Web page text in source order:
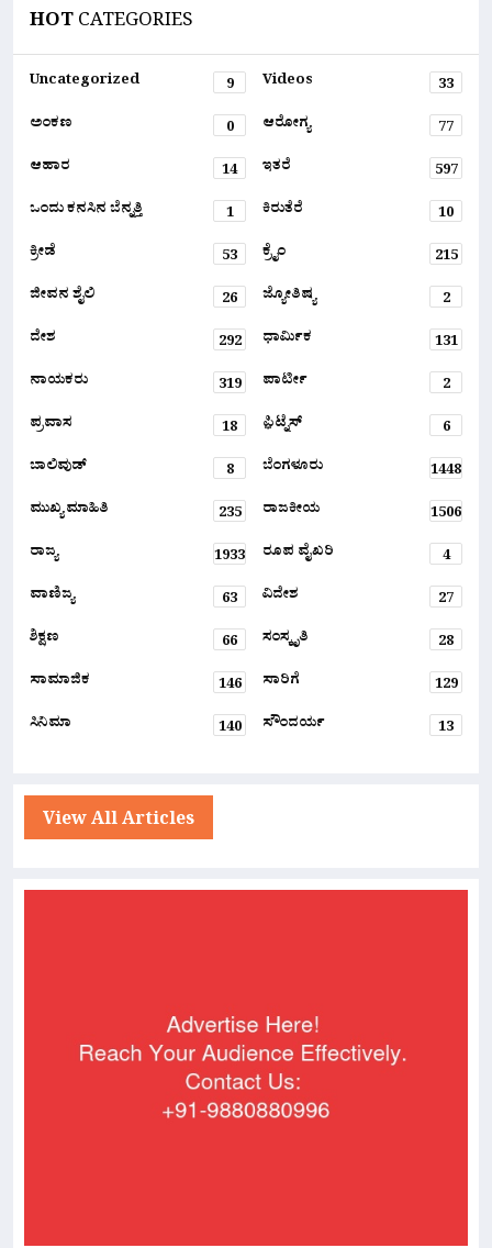
HOTCATEGORIES
Uncategorized 9 Videos
33
ಅಂಕಣ
0 ಆರೋಗ್ಯ
77
ಆಹಾರ
14 ಇತರೆ
597
ಒಂದು ಕನಸಿನ ಬೆನ್ನತ್ತಿ
1 ಕಿರುತೆರೆ
10
ಕ್ರೀಡೆ
53 ಕ್ರೈಂ
215
ಜೀವನ ಶೈಲಿ
26 ಜ್ಯೋತಿಷ್ಯ
2
ದೇಶ
292 ಧಾರ್ಮಿಕ
131
ನಾಯಕರು
319 ಪಾರ್ಟೀ
2
ಪ್ರವಾಸ
18 ಫ಼ಿಟ್ನೆಸ್
6
ಬಾಲಿವುಡ್
8 ಬೆಂಗಳೂರು
1448
ಮುಖ್ಯ ಮಾಹಿತಿ
235 ರಾಜಕೀಯ
1506
ರಾಜ್ಯ
1933 ರೂಪ ವೈಖರಿ
4
ವಾಣಿಜ್ಯ
63 ವಿದೇಶ
27
ಶಿಕ್ಷಣ
66 ಸಂಸ್ಕೃತಿ
28
ಸಾಮಾಜಿಕ
146 ಸಾರಿಗೆ
129
ಸಿನಿಮಾ
140 ಸೌಂದರ್ಯ 13
View All Articles